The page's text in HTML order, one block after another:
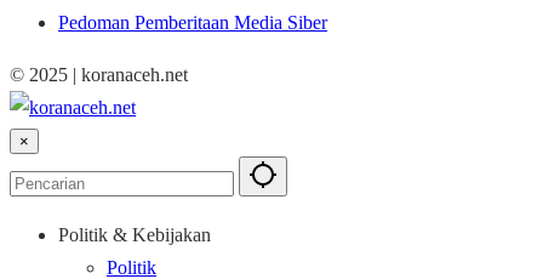
Pedoman Pemberitaan Media Siber
© 2025 | koranaceh.net
×
Politik & Kebijakan
Politik